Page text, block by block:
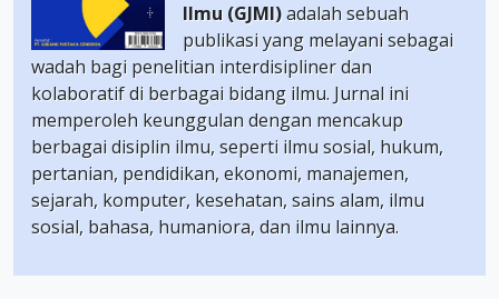
Ilmu (GJMI)adalah sebuah
publikasi yang melayani sebagai
wadah bagi penelitian interdisipliner dan
kolaboratif di berbagai bidang ilmu. Jurnal ini
memperoleh keunggulan dengan mencakup
berbagai disiplin ilmu, seperti ilmu sosial, hukum,
pertanian, pendidikan, ekonomi, manajemen,
sejarah, komputer, kesehatan, sains alam, ilmu
sosial, bahasa, humaniora, dan ilmu lainnya.